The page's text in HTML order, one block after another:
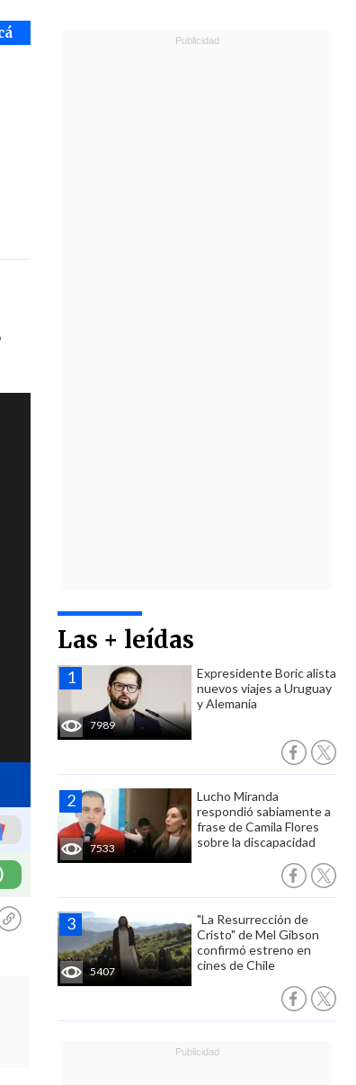
Las + leídas
7989
Expresidente Boric alista
nuevos viajes a Uruguay
y Alemania
7533
Lucho Miranda
respondió sabiamente a
frase de Camila Flores
sobre la discapacidad
5407
"La Resurrección de
Cristo" de Mel Gibson
confirmó estreno en
cines de Chile